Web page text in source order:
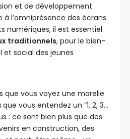
et de développement
à l’omniprésence des écrans
numériques, il est essentiel
traditionnels, pour le bien-
social des jeunes
que vous voyez une marelle
vous entendez un “1, 2, 3…
: ce sont bien plus que des
en construction, des